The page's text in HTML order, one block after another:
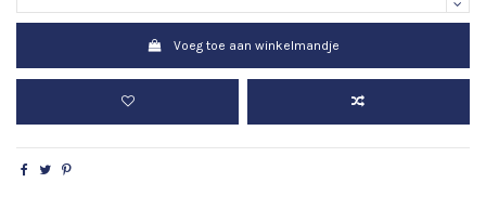
Voeg toe aan winkelmandje